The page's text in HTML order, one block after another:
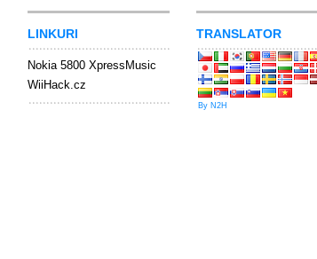
LINKURI
Nokia 5800 XpressMusic
WiiHack.cz
TRANSLATOR
By N2H